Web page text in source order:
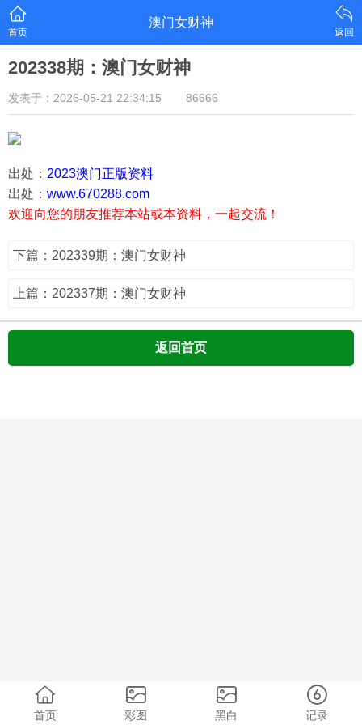
首页
澳门女财神
返回
202338期：澳门女财神
发表于：2026-05-21 22:34:15 86666
出处： 2023澳门正版资料
出处： www.670288.com
欢迎向您的朋友推荐本站或本资料，一起交流！
下篇：202339期：澳门女财神
上篇：202337期：澳门女财神
返回首页
首页 彩图 黑白 记录